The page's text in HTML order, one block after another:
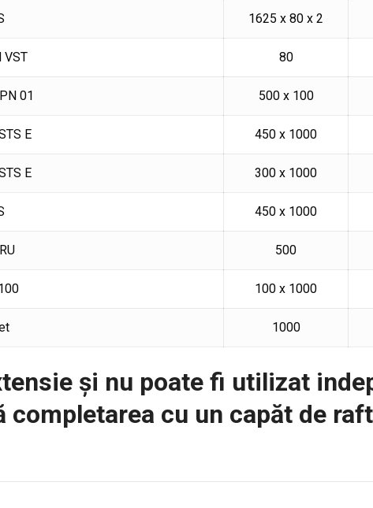
1625 x 80 x 2
VST 80
01 500 x 100
E 450 x 1000
E 300 x 1000
450 x 1000
500
100 x 1000
1000
și nu poate fi utilizat
completarea cu un capăt de